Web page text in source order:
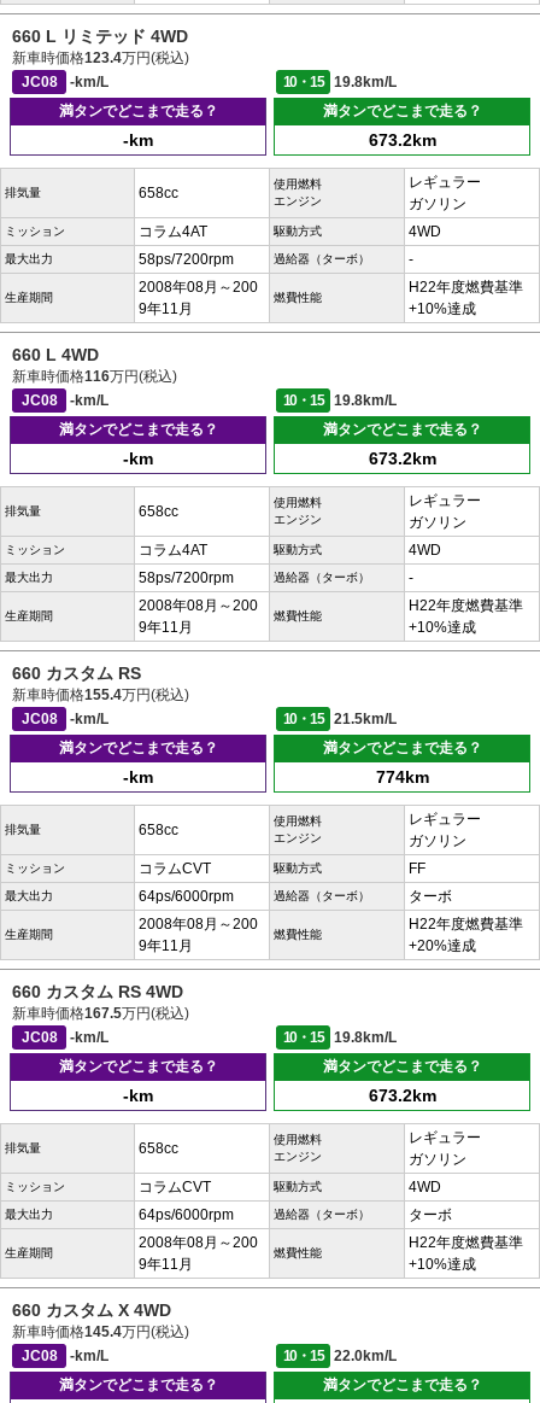
660 L リミテッド 4WD
新車時価格123.4万円(税込)
JC08
-km/L 10・15
19.8km/L
満タンでどこまで走る？
-km
満タンでどこまで走る？
673.2km
排気量 658cc
使用燃料
エンジン
レギュラー
ガソリン
ミッション コラム4AT 駆動方式 4WD
最大出力 58ps/7200rpm 過給器（ターボ） -
生産期間
2008年08月～200
9年11月
燃費性能
H22年度燃費基準
+10%達成
660 L 4WD
新車時価格116万円(税込)
JC08
-km/L 10・15
19.8km/L
満タンでどこまで走る？
-km
満タンでどこまで走る？
673.2km
排気量 658cc
使用燃料
エンジン
レギュラー
ガソリン
ミッション コラム4AT 駆動方式 4WD
最大出力 58ps/7200rpm 過給器（ターボ） -
生産期間
2008年08月～200
9年11月
燃費性能
H22年度燃費基準
+10%達成
660 カスタム RS
新車時価格155.4万円(税込)
JC08
-km/L 10・15
21.5km/L
満タンでどこまで走る？
-km
満タンでどこまで走る？
774km
排気量 658cc
使用燃料
エンジン
レギュラー
ガソリン
ミッション コラムCVT 駆動方式 FF
最大出力 64ps/6000rpm 過給器（ターボ） ターボ
生産期間
2008年08月～200
9年11月
燃費性能
H22年度燃費基準
+20%達成
660 カスタム RS 4WD
新車時価格167.5万円(税込)
JC08
-km/L 10・15
19.8km/L
満タンでどこまで走る？
-km
満タンでどこまで走る？
673.2km
排気量 658cc
使用燃料
エンジン
レギュラー
ガソリン
ミッション コラムCVT 駆動方式 4WD
最大出力 64ps/6000rpm 過給器（ターボ） ターボ
生産期間
2008年08月～200
9年11月
燃費性能
H22年度燃費基準
+10%達成
660 カスタム X 4WD
新車時価格145.4万円(税込)
JC08
-km/L 10・15
22.0km/L
満タンでどこまで走る？
満タンでどこまで走る？